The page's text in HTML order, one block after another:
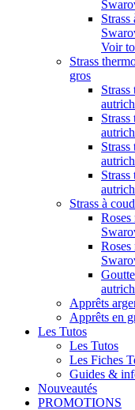
Voir
Strass
gros
Strass à
Roses
Roses
Apprêts
Apprêts en
Les Tutos
Les Tutos
Les Fiches
Guides &
Nouveautés
PROMOTIONS